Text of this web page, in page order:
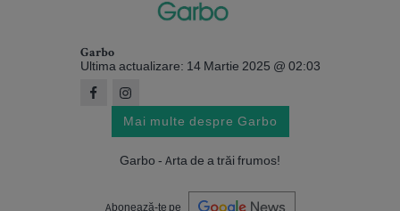
Garbo
Ultima actualizare: 14 Martie 2025 @ 02:03
Mai multe despre Garbo
Garbo - Arta de a trăi frumos!
Abonează-te pe